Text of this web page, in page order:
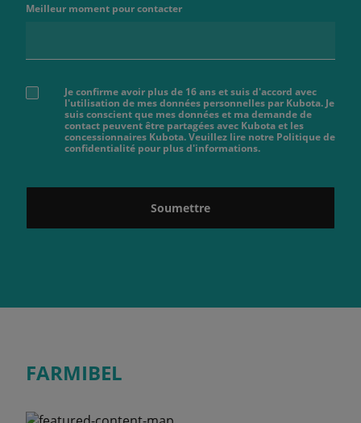
Meilleur moment pour contacter
Je confirme avoir plus de 16 ans et suis d'accord avec
l'utilisation de mes données personnelles par Kubota. Je
suis conscient que mes données et ma demande de
contact peuvent être partagées avec Kubota et les
concessionnaires Kubota. Veuillez lire notre Politique de
confidentialité pour plus d'informations.
Soumettre
FARMIBEL